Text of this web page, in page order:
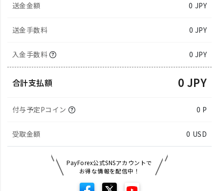
送金金額 0 JPY
送金手数料 0 JPY
入金手数料 0 JPY
合計支払額 0 JPY
付与予定Pコイン 0 P
受取金額 0 USD
PayForex公式SNSアカウントで
お得な情報を配信中！